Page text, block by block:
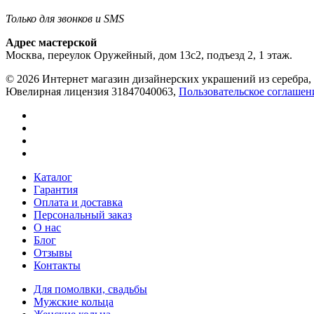
Только для звонков и SMS
Адрес мастерской
Москва, переулок Оружейный, дом 13с2, подъезд 2, 1 этаж.
© 2026 Интернет магазин дизайнерских украшений из
Ювелирная лицензия 31847040063, Пользовательское
Каталог
Гарантия
Оплата и доставка
Персональный заказ
О нас
Блог
Отзывы
Контакты
Для помолвки, свадьбы
Мужские кольца